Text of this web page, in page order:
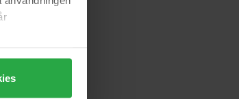
kr
104 kr